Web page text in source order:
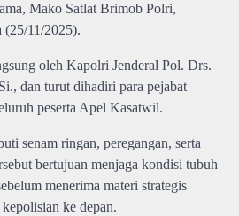
Mako Satlat Brimob Polri,
(25/11/2025).
oleh Kapolri Jenderal Pol. Drs.
dan turut dihadiri para pejabat
peserta Apel Kasatwil.
senam ringan, peregangan, serta
bertujuan menjaga kondisi tubuh
menerima materi strategis
ke depan.